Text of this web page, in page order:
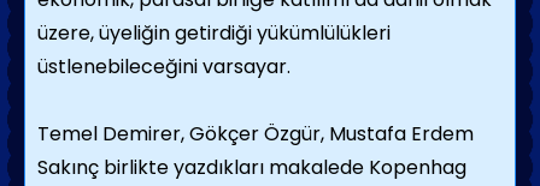
üzere, üyeliğin getirdiği yükümlülükleri
üstlenebileceğini varsayar.
Temel Demirer, Gökçer Özgür, Mustafa Erdem
Sakınç birlikte yazdıkları makalede Kopenhag